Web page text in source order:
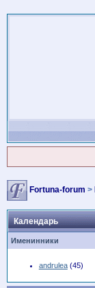
Fortuna-forum >
Календарь
Именинники
andrulea(45)